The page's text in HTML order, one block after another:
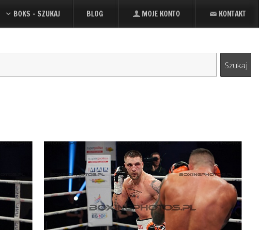
BOKS - SZUKAJ BLOG MOJE KONTO KONTAKT